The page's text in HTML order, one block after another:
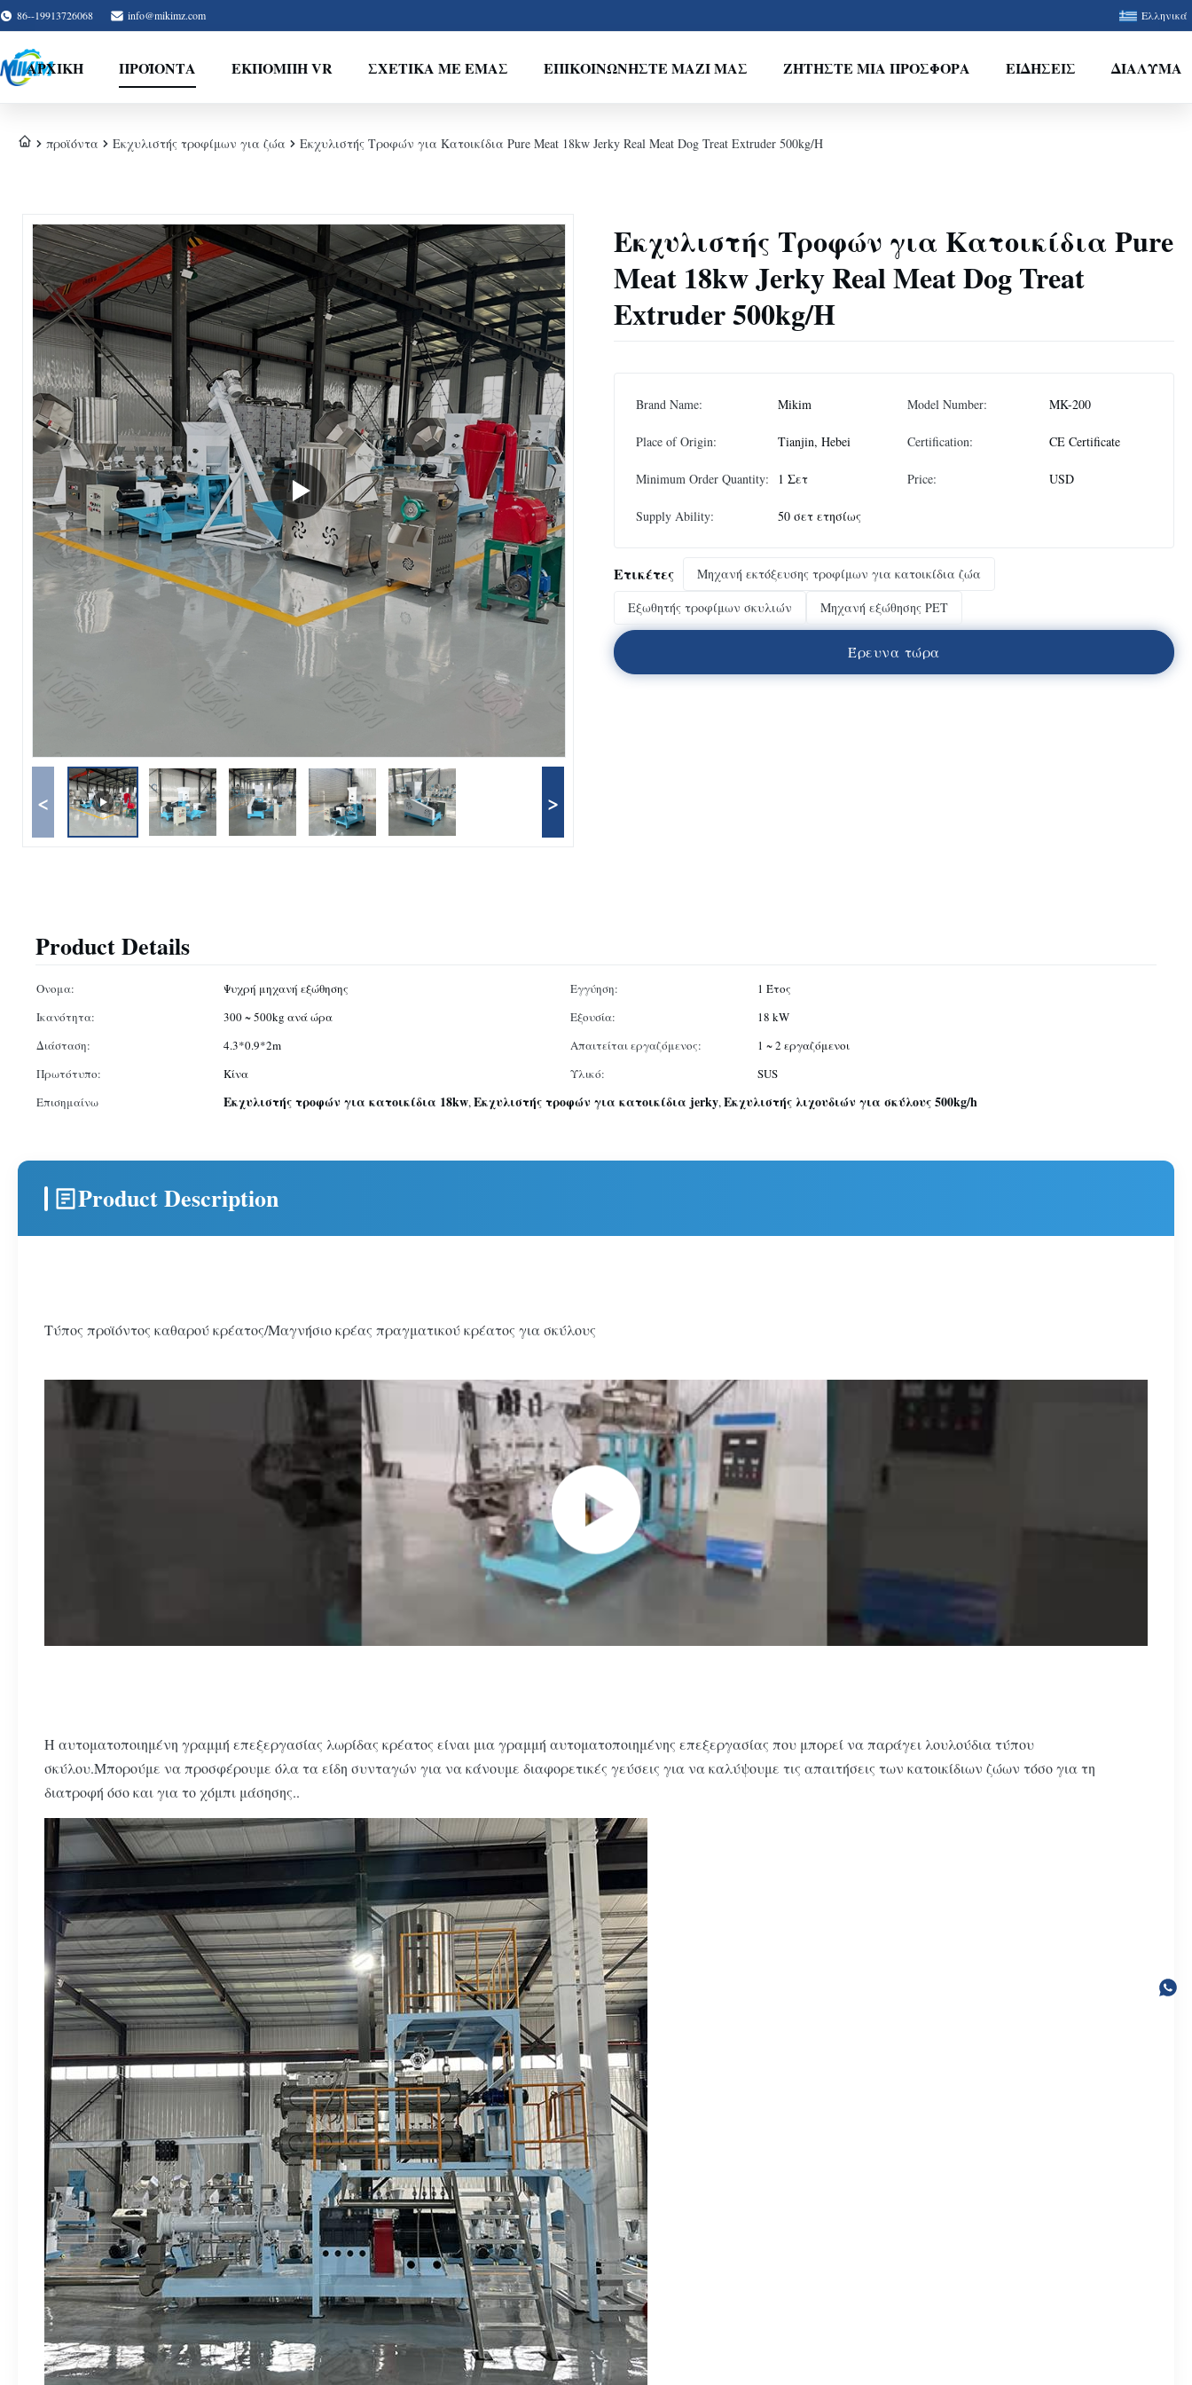
86--19913726068 info@mikimz.com Ελληνικά
ΑΡΧΙΚΉ ΠΡΟΪΌΝΤΑ ΕΚΠΟΜΠΉ VR ΣΧΕΤΙΚΆ ΜΕ ΕΜΆΣ ΕΠΙΚΟΙΝΩΝΉΣΤΕ ΜΑΖΊ ΜΑΣ ΖΗΤΉΣΤΕ ΜΙΑ ΠΡΟΣΦΟΡΆ ΕΙΔΉΣΕΙΣ ΔΙΆΛΥΜΑ
προϊόντα Εκχυλιστής τροφίμων για ζώα Εκχυλιστής Τροφών για Κατοικίδια Pure Meat 18kw Jerky Real Meat Dog Treat Extruder 500kg/H
< >
Εκχυλιστής Τροφών για Κατοικίδια Pure
Meat 18kw Jerky Real Meat Dog Treat
Extruder 500kg/H
Brand Name: Mikim Model Number: MK-200
Place of Origin: Tianjin, Hebei Certification: CE Certificate
Minimum Order Quantity: 1 Σετ Price: USD
Supply Ability: 50 σετ ετησίως
Ετικέτες
Μηχανή εκτόξευσης τροφίμων για κατοικίδια ζώα
Εξωθητής τροφίμων σκυλιών
Μηχανή εξώθησης PET
Έρευνα τώρα
Product Details
Ονομα: Ψυχρή μηχανή εξώθησης Εγγύηση:
1 Έτος
Ικανότητα:
300 ~ 500kg ανά ώρα Εξουσία:
18 kW
Διάσταση:
4.3*0.9*2m Απαιτείται εργαζόμενος:
1 ~ 2 εργαζόμενοι
Πρωτότυπο:
Κίνα Υλικό:
SUS
Επισημαίνω
Εκχυλιστής τροφών για κατοικίδια 18kw,Εκχυλιστής τροφών για κατοικίδια jerky,Εκχυλιστής λιχουδιών για σκύλους 500kg/h
Product Description
Τύπος προϊόντος καθαρού κρέατος/Μαγνήσιο κρέας πραγματικού κρέατος για σκύλους
Η αυτοματοποιημένη γραμμή επεξεργασίας λωρίδας κρέατος είναι μια γραμμή αυτοματοποιημένης επεξεργασίας που μπορεί να παράγει λουλούδια τύπου
σκύλου.Μπορούμε να προσφέρουμε όλα τα είδη συνταγών για να κάνουμε διαφορετικές γεύσεις για να καλύψουμε τις απαιτήσεις των κατοικίδιων ζώων τόσο για τη
διατροφή όσο και για το χόμπι μάσησης..